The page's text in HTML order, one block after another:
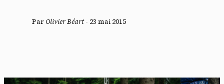
ParOlivier Béart- 23 mai 2015